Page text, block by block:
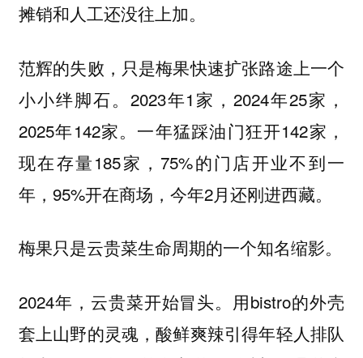
摊销和人工还没往上加。
范辉的失败，只是梅果快速扩张路途上一个
小小绊脚石。2023年1家，2024年25家，
2025年142家。一年猛踩油门狂开142家，
现在存量185家，75%的门店开业不到一
年，95%开在商场，今年2月还刚进西藏。
梅果只是云贵菜生命周期的一个知名缩影。
2024年，云贵菜开始冒头。用bistro的外壳
套上山野的灵魂，酸鲜爽辣引得年轻人排队